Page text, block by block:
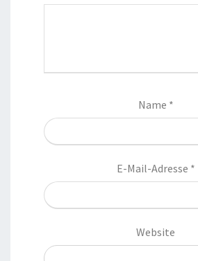
Name *
E-Mail-Adresse *
Website